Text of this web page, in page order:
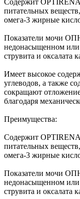
питательных
омега-3 жирные
Показатели мочи
недонасыщенном или
струвита и оксалата
Имеет высокое
углеводов, а также
сокращают
благодаря
Преимущества:
Содержит
питательных
омега-3 жирные
Показатели мочи
недонасыщенном или
струвита и оксалата